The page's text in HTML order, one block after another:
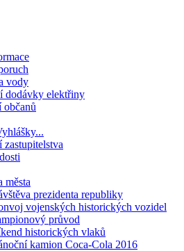
vody
dodávky elektřiny
občanů
zastupitelstva
města
prezidenta republiky
vojenských historických vozidel
průvod
historických vlaků
kamion Coca-Cola 2016